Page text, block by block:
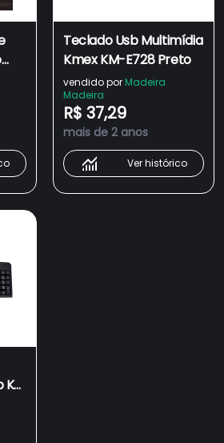
Teclado Usb Multimídia
Kmex KM-E728 Preto
vendido por Madeira
Madeira
R$ 37,29
mais de 2 anos
Ver histórico
K-